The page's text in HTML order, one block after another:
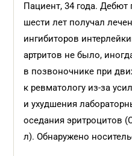
Пациент, 34 года. Дебют
шести лет получал
ингибиторов
артритов не было,
в позвоночнике при
к ревматологу из-за
и ухудшения
оседания эритроцитов
л). Обнаружено